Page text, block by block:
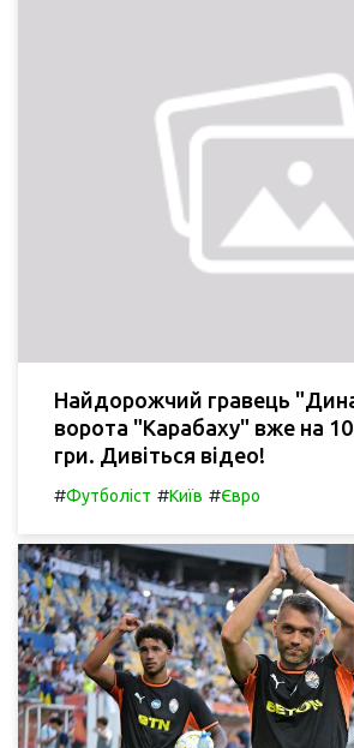
Найдорожчий гравець
ворота "Карабаху" вже на
гри. Дивіться відео!
#Футболіст #Київ #Євро